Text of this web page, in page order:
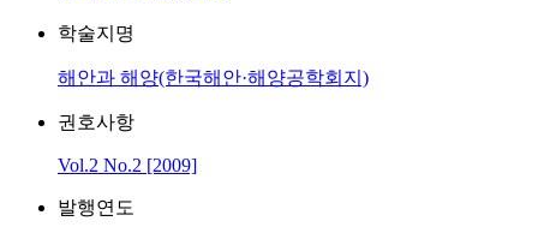
학술지명
해안과 해양(한국해안·해양공학회지)
권호사항
Vol.2 No.2 [2009]
발행연도